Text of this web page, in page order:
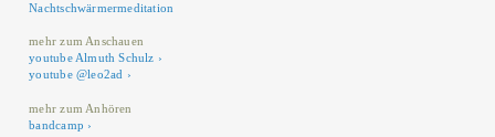
Nachtschwärmermeditation
mehr zum Anschauen
youtube Almuth Schulz
youtube @leo2ad
mehr zum Anhören
bandcamp